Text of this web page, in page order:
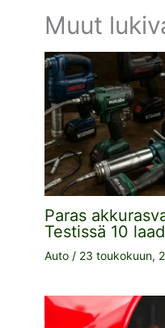
Muut
Paras
Testissä 10
Auto / 23 toukokuun,